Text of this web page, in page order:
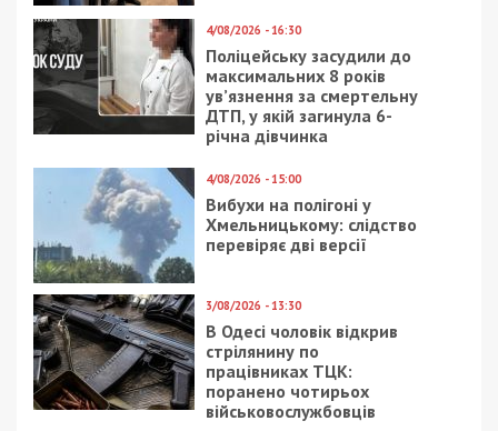
4/08/2026 - 16:30
Поліцейську засудили до
максимальних 8 років
ув’язнення за смертельну
ДТП, у якій загинула 6-
річна дівчинка
4/08/2026 - 15:00
Вибухи на полігоні у
Хмельницькому: слідство
перевіряє дві версії
3/08/2026 - 13:30
В Одесі чоловік відкрив
стрілянину по
працівниках ТЦК:
поранено чотирьох
військовослужбовців